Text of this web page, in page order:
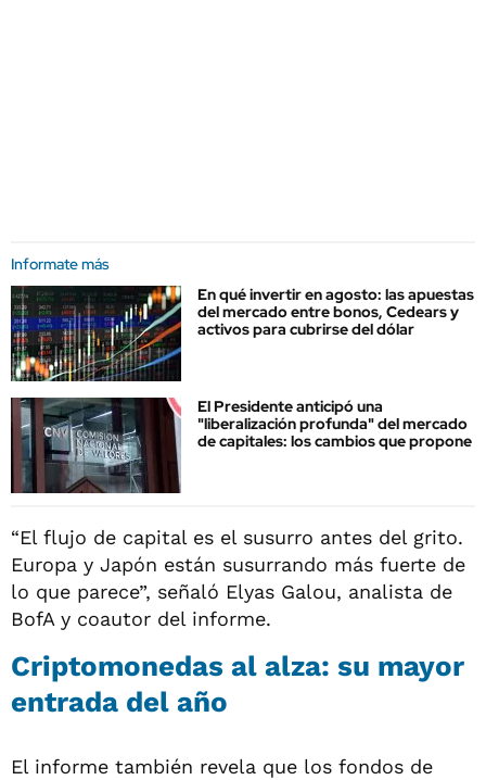
Informate más
En qué invertir en agosto: las apuestas
del mercado entre bonos, Cedears y
activos para cubrirse del dólar
El Presidente anticipó una
"liberalización profunda" del mercado
de capitales: los cambios que propone
“El flujo de capital es el susurro antes del grito.
Europa y Japón están susurrando más fuerte de
lo que parece”, señaló Elyas Galou, analista de
BofA y coautor del informe.
Criptomonedas al alza: su mayor
entrada del año
El informe también revela que los fondos de